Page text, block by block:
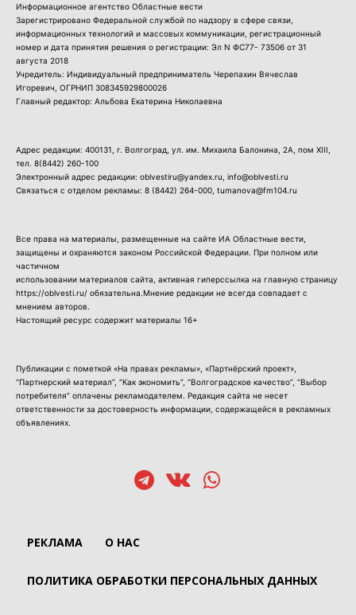
Информационное агентство Областные вести
Зарегистрировано Федеральной службой по надзору в сфере связи,
информационных технологий и массовых коммуникации, регистрационный
номер и дата принятия решения о регистрации: Эл N ФС77- 73506 от 31
августа 2018
Учредитель: Индивидуальный предприниматель Черепахин Вячеслав
Игоревич, ОГРНИП 308345929800026
Главный редактор: Альбова Екатерина Николаевна
Адрес редакции: 400131, г. Волгоград, ул. им. Михаила Балонина, 2А, пом XIII,
тел. 8(8442) 260-100
Электронный адрес редакции: oblvestiru@yandex.ru, info@oblvesti.ru
Связаться с отделом рекламы: 8 (8442) 264-000 , tumanova@fm104.ru
Все права на материалы, размещенные на сайте ИА Областные вести,
защищены и охраняются законом Российской Федерации. При полном или
частичном
использовании материалов сайта, активная гиперссылка на главную страницу
https://oblvesti.ru/ обязательна.Мнение редакции не всегда совпадает с
мнением авторов.
Настоящий ресурс содержит материалы 16+
Публикации с пометкой «На правах рекламы», «Партнёрский проект»,
“Партнерский материал”, “Как экономить”, “Волгоградское качество”, “Выбор
потребителя” оплачены рекламодателем. Редакция сайта не несет
ответственности за достоверность информации, содержащейся в рекламных
объявлениях.
РЕКЛАМА О НАС
ПОЛИТИКА ОБРАБОТКИ ПЕРСОНАЛЬНЫХ ДАННЫХ